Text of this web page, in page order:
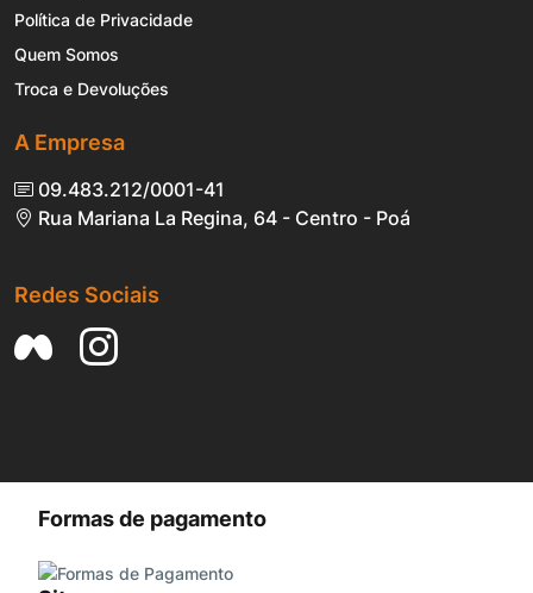
Política de Privacidade
Quem Somos
Troca e Devoluções
A Empresa
09.483.212/0001-41
Rua Mariana La Regina, 64 - Centro - Poá
Redes Sociais
Formas de pagamento